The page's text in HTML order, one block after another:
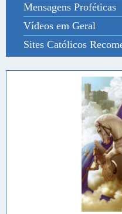
Mensagens Proféticas
Vídeos em Geral
Sites Católicos